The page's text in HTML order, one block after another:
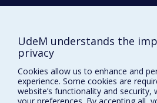
universitaires.
UdeM understands the
privacy
Cookies allow us to enhance and
experience. Some cookies are
website’s functionality and
your preferences. By accepting all,